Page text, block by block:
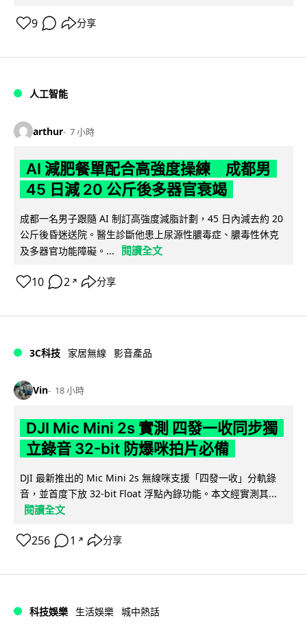
9 分享
人工智能
arthur 7 小時
AI 減肥餐單配合高強度操練 成都男
45 日減 20 公斤後多器官衰竭
成都一名男子跟隨 AI 制訂高強度減脂計劃，45 日內減去約 20
公斤後昏迷送院。醫生診斷他患上尿源性膿毒症、膿毒性休克
及多器官功能障礙。...
閱讀全文
10 2 ↗ 分享
3C科技 家居無線 影音產品
Vin 18 小時
DJI Mic Mini 2s 實測 四發一收同步獨
立錄音 32-bit 防爆咪拍片必備
DJI 最新推出的 Mic Mini 2s 無線咪支援「四發一收」分軌錄
音，並首度下放 32-bit Float 浮點內錄功能。本文經實測其...
閱讀全文
256 1 ↗ 分享
科技娛樂 生活娛樂 城中熱話